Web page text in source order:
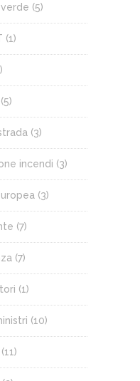
(5)
(1)
(5)
(3)
incendi (3)
(3)
(7)
(7)
(1)
(10)
(11)